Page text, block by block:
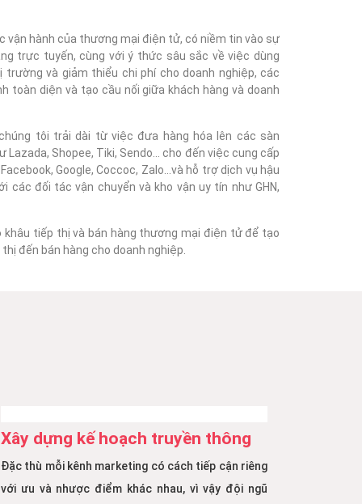
vận hành của thương mại điện tử, có niềm tin vào sự
trực tuyến, cùng với ý thức sâu sắc về việc dùng
và giảm thiểu chi phí cho doanh nghiệp, các
toàn diện và tạo cầu nối giữa khách hàng và doanh
tôi trải dài từ việc đưa hàng hóa lên các sàn
Shopee, Tiki, Sendo... cho đến việc cung cấp
Google, Coccoc, Zalo...và hỗ trợ dịch vụ hậu
các đối tác vận chuyển và kho vận uy tín như GHN,
tiếp thị và bán hàng thương mại điện tử để tạo
đến bán hàng cho doanh nghiệp.
Xây dựng kế hoạch truyền thông
Đặc thù mỗi kênh marketing có cách tiếp cận riêng
với ưu và nhược điểm khác nhau, vì vậy đội ngũ